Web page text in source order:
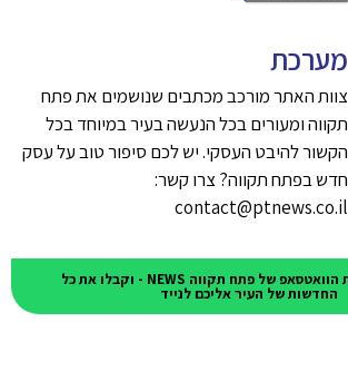
מערכת
צוות האתר מורכב מכתבים שנושמים את פתח
תקווה ומעורים בכל הנעשה בעיר במיוחד בכל
הקשור להיבט העסקי. יש לכם סיפור טוב על עסק
חדש בפתח תקווה? צרו קשר:
contact@ptnews.co.il
הצטרפו לקבוצת הוואטסאפ של פתח תקווה NEWS - וקבלו את כל
החדשות של העיר אליכם לנייד